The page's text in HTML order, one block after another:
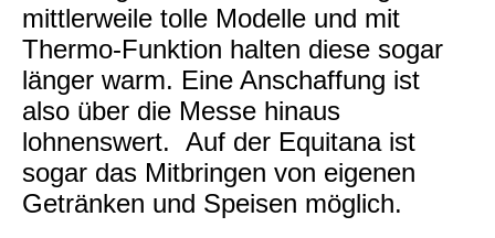
mittlerweile tolle Modelle und mit
Thermo-Funktion halten diese sogar
länger warm. Eine Anschaffung ist
also über die Messe hinaus
lohnenswert. Auf der Equitana ist
sogar das Mitbringen von eigenen
Getränken und Speisen möglich.